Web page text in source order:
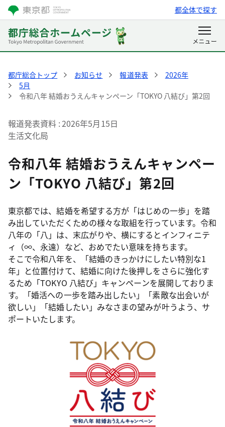
都全体で探す
都庁総合トップ お知らせ 報道発表
2026年
5月
令和八年 結婚おうえんキャンペーン「TOKYO 八結び」第2回
報道発表資料 2026年5月15日
生活文化局
令和八年 結婚おうえんキャンペー
ン「TOKYO 八結び」第2回
東京都では、結婚を希望する方が「はじめの一歩」を踏
み出していただくための様々な取組を行っています。令和
八年の「八」は、末広がりや、横にするとインフィニテ
ィ（∞、永遠）など、おめでたい意味を持ちます。
そこで令和八年を、「結婚のきっかけにしたい特別な1
年」と位置付けて、結婚に向けた後押しをさらに強化す
るため「TOKYO 八結び」キャンペーンを展開しておりま
す。「婚活への一歩を踏み出したい」「素敵な出会いが
欲しい」「結婚したい」みなさまの望みが叶うよう、サ
ポートいたします。